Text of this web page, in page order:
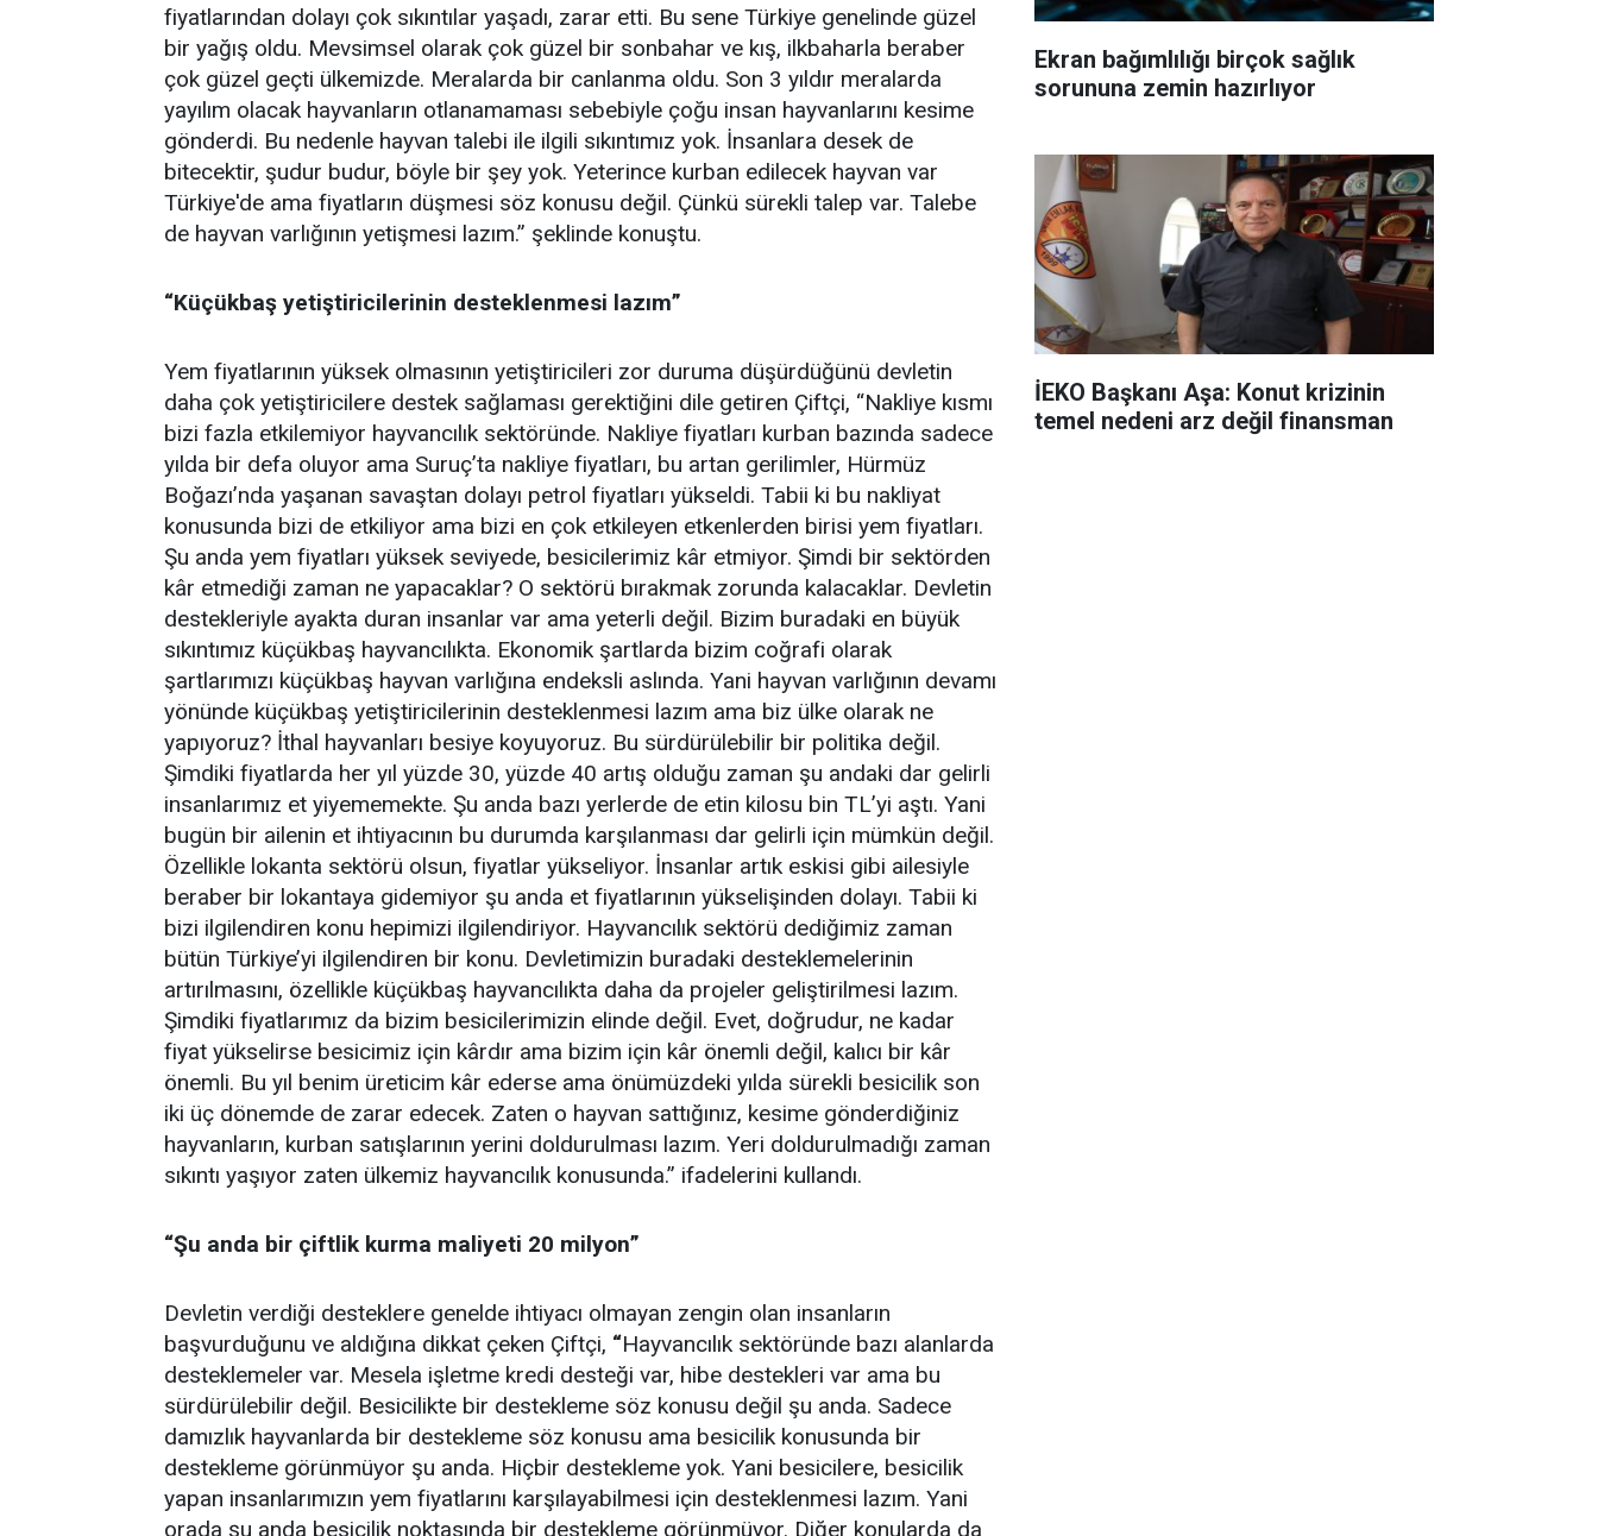
fiyatlarından dolayı çok sıkıntılar yaşadı, zarar etti. Bu sene Türkiye genelinde güzel
bir yağış oldu. Mevsimsel olarak çok güzel bir sonbahar ve kış, ilkbaharla beraber
çok güzel geçti ülkemizde. Meralarda bir canlanma oldu. Son 3 yıldır meralarda
yayılım olacak hayvanların otlanamaması sebebiyle çoğu insan hayvanlarını kesime
gönderdi. Bu nedenle hayvan talebi ile ilgili sıkıntımız yok. İnsanlara desek de
bitecektir, şudur budur, böyle bir şey yok. Yeterince kurban edilecek hayvan var
Türkiye'de ama fiyatların düşmesi söz konusu değil. Çünkü sürekli talep var. Talebe
de hayvan varlığının yetişmesi lazım.” şeklinde konuştu.
“Küçükbaş yetiştiricilerinin desteklenmesi lazım”
Yem fiyatlarının yüksek olmasının yetiştiricileri zor duruma düşürdüğünü devletin
daha çok yetiştiricilere destek sağlaması gerektiğini dile getiren Çiftçi, “Nakliye kısmı
bizi fazla etkilemiyor hayvancılık sektöründe. Nakliye fiyatları kurban bazında sadece
yılda bir defa oluyor ama Suruç’ta nakliye fiyatları, bu artan gerilimler, Hürmüz
Boğazı’nda yaşanan savaştan dolayı petrol fiyatları yükseldi. Tabii ki bu nakliyat
konusunda bizi de etkiliyor ama bizi en çok etkileyen etkenlerden birisi yem fiyatları.
Şu anda yem fiyatları yüksek seviyede, besicilerimiz kâr etmiyor. Şimdi bir sektörden
kâr etmediği zaman ne yapacaklar? O sektörü bırakmak zorunda kalacaklar. Devletin
destekleriyle ayakta duran insanlar var ama yeterli değil. Bizim buradaki en büyük
sıkıntımız küçükbaş hayvancılıkta. Ekonomik şartlarda bizim coğrafi olarak
şartlarımızı küçükbaş hayvan varlığına endeksli aslında. Yani hayvan varlığının devamı
yönünde küçükbaş yetiştiricilerinin desteklenmesi lazım ama biz ülke olarak ne
yapıyoruz? İthal hayvanları besiye koyuyoruz. Bu sürdürülebilir bir politika değil.
Şimdiki fiyatlarda her yıl yüzde 30, yüzde 40 artış olduğu zaman şu andaki dar gelirli
insanlarımız et yiyememekte. Şu anda bazı yerlerde de etin kilosu bin TL’yi aştı. Yani
bugün bir ailenin et ihtiyacının bu durumda karşılanması dar gelirli için mümkün değil.
Özellikle lokanta sektörü olsun, fiyatlar yükseliyor. İnsanlar artık eskisi gibi ailesiyle
beraber bir lokantaya gidemiyor şu anda et fiyatlarının yükselişinden dolayı. Tabii ki
bizi ilgilendiren konu hepimizi ilgilendiriyor. Hayvancılık sektörü dediğimiz zaman
bütün Türkiye’yi ilgilendiren bir konu. Devletimizin buradaki desteklemelerinin
artırılmasını, özellikle küçükbaş hayvancılıkta daha da projeler geliştirilmesi lazım.
Şimdiki fiyatlarımız da bizim besicilerimizin elinde değil. Evet, doğrudur, ne kadar
fiyat yükselirse besicimiz için kârdır ama bizim için kâr önemli değil, kalıcı bir kâr
önemli. Bu yıl benim üreticim kâr ederse ama önümüzdeki yılda sürekli besicilik son
iki üç dönemde de zarar edecek. Zaten o hayvan sattığınız, kesime gönderdiğiniz
hayvanların, kurban satışlarının yerini doldurulması lazım. Yeri doldurulmadığı zaman
sıkıntı yaşıyor zaten ülkemiz hayvancılık konusunda.” ifadelerini kullandı.
“Şu anda bir çiftlik kurma maliyeti 20 milyon”
Devletin verdiği desteklere genelde ihtiyacı olmayan zengin olan insanların
başvurduğunu ve aldığına dikkat çeken Çiftçi, “Hayvancılık sektöründe bazı alanlarda
desteklemeler var. Mesela işletme kredi desteği var, hibe destekleri var ama bu
sürdürülebilir değil. Besicilikte bir destekleme söz konusu değil şu anda. Sadece
damızlık hayvanlarda bir destekleme söz konusu ama besicilik konusunda bir
destekleme görünmüyor şu anda. Hiçbir destekleme yok. Yani besicilere, besicilik
yapan insanlarımızın yem fiyatlarını karşılayabilmesi için desteklenmesi lazım. Yani
orada şu anda besicilik noktasında bir destekleme görünmüyor. Diğer konularda da
Ekran bağımlılığı birçok sağlık
sorununa zemin hazırlıyor
İEKO Başkanı Aşa: Konut krizinin
temel nedeni arz değil finansman